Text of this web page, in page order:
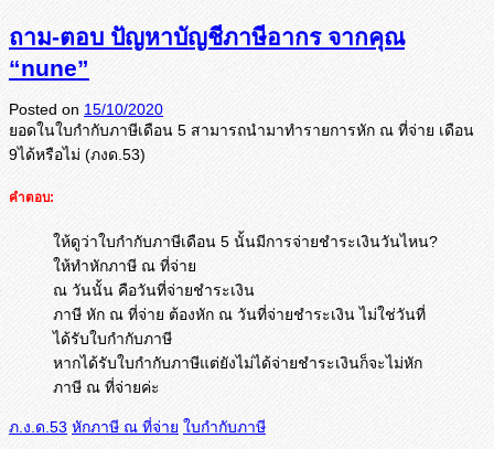
ถาม-ตอบ ปัญหาบัญชีภาษีอากร จากคุณ
“nune”
Posted on 15/10/2020
ยอดในใบกำกับภาษีเดือน 5 สามารถนำมาทำรายการหัก ณ ที่จ่าย เดือน
9ได้หรือไม่ (ภงด.53)
คำตอบ:
ให้ดูว่าใบกำกับภาษีเดือน 5 นั้นมีการจ่ายชำระเงินวันไหน?
ให้ทำหักภาษี ณ ที่จ่าย
ณ วันนั้น คือวันที่จ่ายชำระเงิน
ภาษี หัก ณ ที่จ่าย ต้องหัก ณ วันที่จ่ายชำระเงิน ไม่ใช่วันที่
ได้รับใบกำกับภาษี
หากได้รับใบกำกับภาษีแต่ยังไม่ได้จ่ายชำระเงินก็จะไม่หัก
ภาษี ณ ที่จ่ายค่ะ
ภ.ง.ด.53 หักภาษี ณ ที่จ่าย ใบกำกับภาษี